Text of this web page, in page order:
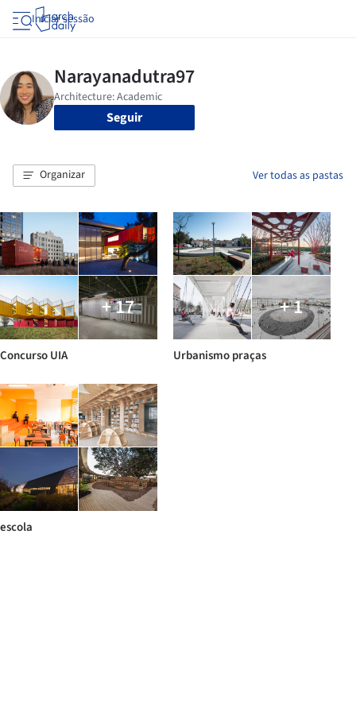
Iniciar sessão
Seguir
Organizar Ver todas as pastas
+ 17
Concurso UIA
+ 1
Urbanismo praças
escola